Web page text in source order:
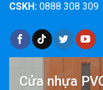
CSKH: 0888 308 309
Cửa nhựa